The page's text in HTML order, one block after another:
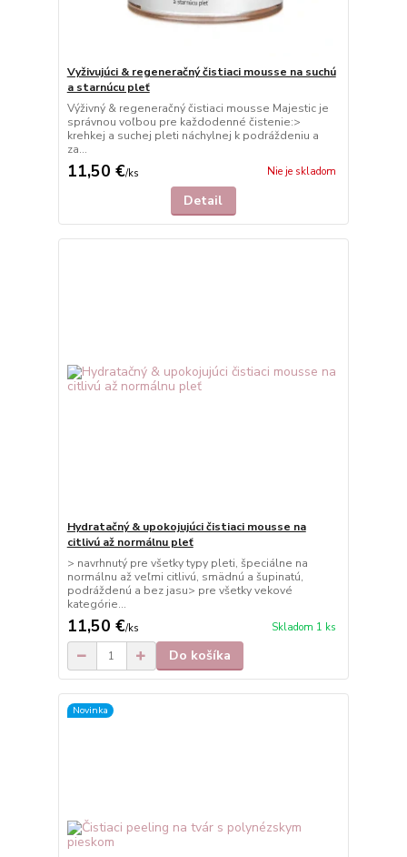
Vyživujúci & regeneračný čistiaci mousse na suchú
a starnúcu pleť
Výživný & regeneračný čistiaci mousse Majestic je
správnou voľbou pre každodenné čistenie:>
krehkej a suchej pleti náchylnej k podráždeniu a
za...
11,50 €/ks Nie je skladom
Detail
Hydratačný & upokojujúci čistiaci mousse na
citlivú až normálnu pleť
> navrhnutý pre všetky typy pleti, špeciálne na
normálnu až veľmi citlivú, smädnú a šupinatú,
podráždenú a bez jasu> pre všetky vekové
kategórie...
11,50 €/ks Skladom 1 ks
Do košíka
Novinka